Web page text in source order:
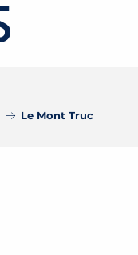
Le Mont Truc